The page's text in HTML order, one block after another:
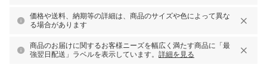
価格や送料、納期等の詳細は、商品のサイズや色によって異な
る場合があります
商品のお届けに関するお客様ニーズを幅広く満たす商品に「最
強翌日配送」ラベルを表示しています。 詳細を見る